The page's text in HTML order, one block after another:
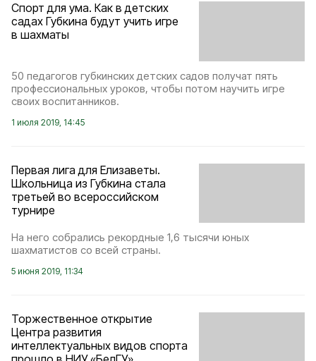
Спорт для ума. Как в детских
садах Губкина будут учить игре
в шахматы
50 педагогов губкинских детских садов получат пять
профессиональных уроков, чтобы потом научить игре
своих воспитанников.
1 июля 2019, 14:45
Первая лига для Елизаветы.
Школьница из Губкина стала
третьей во всероссийском
турнире
На него собрались рекордные 1,6 тысячи юных
шахматистов со всей страны.
5 июня 2019, 11:34
Торжественное открытие
Центра развития
интеллектуальных видов спорта